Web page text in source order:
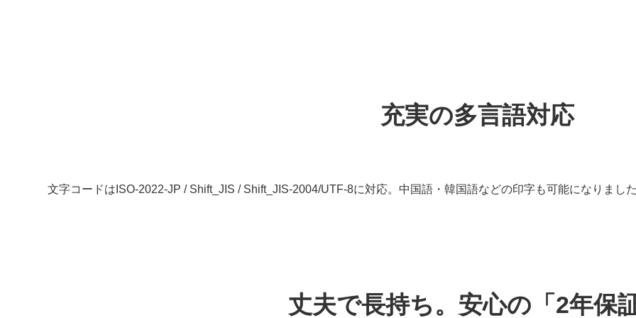
充実の多言語対応
文字コードはISO-2022-JP / Shift_JIS / Shift_JIS-2004/UTF-8に対応。中国語・韓国語などの印字も可能になりました
丈夫で長持ち。安心の「2年保証